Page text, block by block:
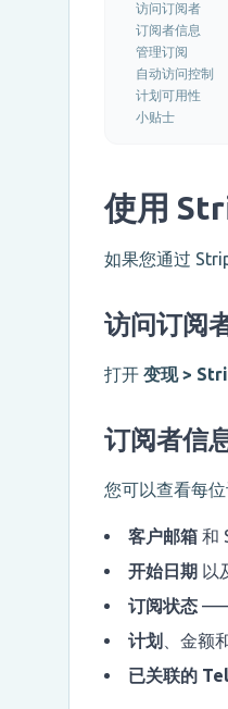
访问订阅者
订阅者信息
管理订阅
自动访问控制
计划可用性
小贴士
使用
如果您通过
访问订阅
打开 变现 >
订阅者信
您可以查看每位
客户邮箱 和
开始日期 以
订阅状态 ——
计划
、金额
已关联的